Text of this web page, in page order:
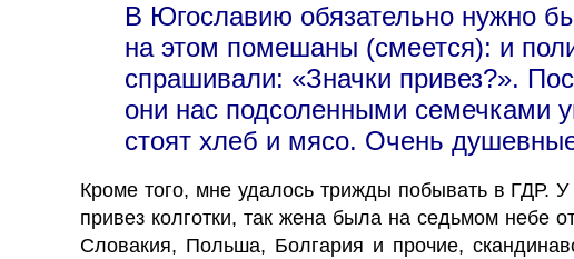
В Югославию обязательно нужно
на этом помешаны (смеется): и
спрашивали: «Значки привез?».
они нас подсоленными семечками
стоят хлеб и мясо. Очень
Кроме того, мне удалось трижды побывать в ГДР.
привез колготки, так жена была на седьмом небе
Словакия, Польша, Болгария и прочие,